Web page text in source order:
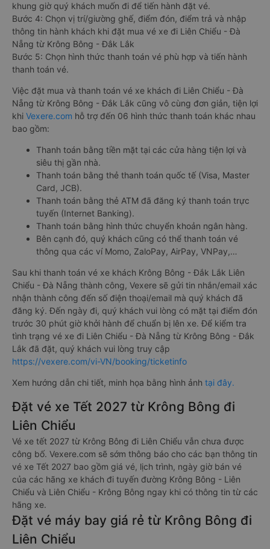
khung giờ quý khách muốn đi để tiến hành đặt vé.
Bước 4: Chọn vị trí/giường ghế, điểm đón, điểm trả và nhập
thông tin hành khách khi đặt mua vé xe đi Liên Chiểu - Đà
Nẵng từ Krông Bông - Đắk Lắk
Bước 5: Chọn hình thức thanh toán vé phù hợp và tiến hành
thanh toán vé.
Việc đặt mua và thanh toán vé xe khách đi Liên Chiểu - Đà
Nẵng từ Krông Bông - Đắk Lắk cũng vô cùng đơn giản, tiện lợi
khi Vexere.com hỗ trợ đến 06 hình thức thanh toán khác nhau
bao gồm:
Thanh toán bằng tiền mặt tại các cửa hàng tiện lợi và
siêu thị gần nhà.
Thanh toán bằng thẻ thanh toán quốc tế (Visa, Master
Card, JCB).
Thanh toán bằng thẻ ATM đã đăng ký thanh toán trực
tuyến (Internet Banking).
Thanh toán bằng hình thức chuyển khoản ngân hàng.
Bên cạnh đó, quý khách cũng có thể thanh toán vé
thông qua các ví Momo, ZaloPay, AirPay, VNPay,…
Sau khi thanh toán vé xe khách Krông Bông - Đắk Lắk Liên
Chiểu - Đà Nẵng thành công, Vexere sẽ gửi tin nhắn/email xác
nhận thành công đến số điện thoại/email mà quý khách đã
đăng ký. Đến ngày đi, quý khách vui lòng có mặt tại điểm đón
trước 30 phút giờ khởi hành để chuẩn bị lên xe. Để kiểm tra
tình trạng vé xe đi Liên Chiểu - Đà Nẵng từ Krông Bông - Đắk
Lắk đã đặt, quý khách vui lòng truy cập
https://vexere.com/vi-VN/booking/ticketinfo
Xem hướng dẫn chi tiết, minh họa bằng hình ảnh tại đây.
Đặt vé xe Tết 2027 từ Krông Bông đi
Liên Chiểu
Vé xe tết 2027 từ Krông Bông đi Liên Chiểu vẫn chưa được
công bố. Vexere.com sẽ sớm thông báo cho các bạn thông tin
vé xe Tết 2027 bao gồm giá vé, lịch trình, ngày giờ bán vé
của các hãng xe khách đi tuyến đường Krông Bông - Liên
Chiểu và Liên Chiểu - Krông Bông ngay khi có thông tin từ các
hãng xe.
Đặt vé máy bay giá rẻ từ Krông Bông đi
Liên Chiểu